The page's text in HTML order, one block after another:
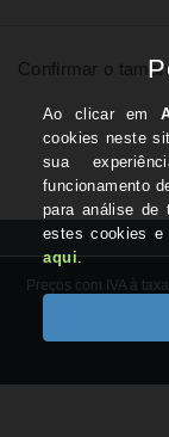
Confirmar o
Preços com IVA à